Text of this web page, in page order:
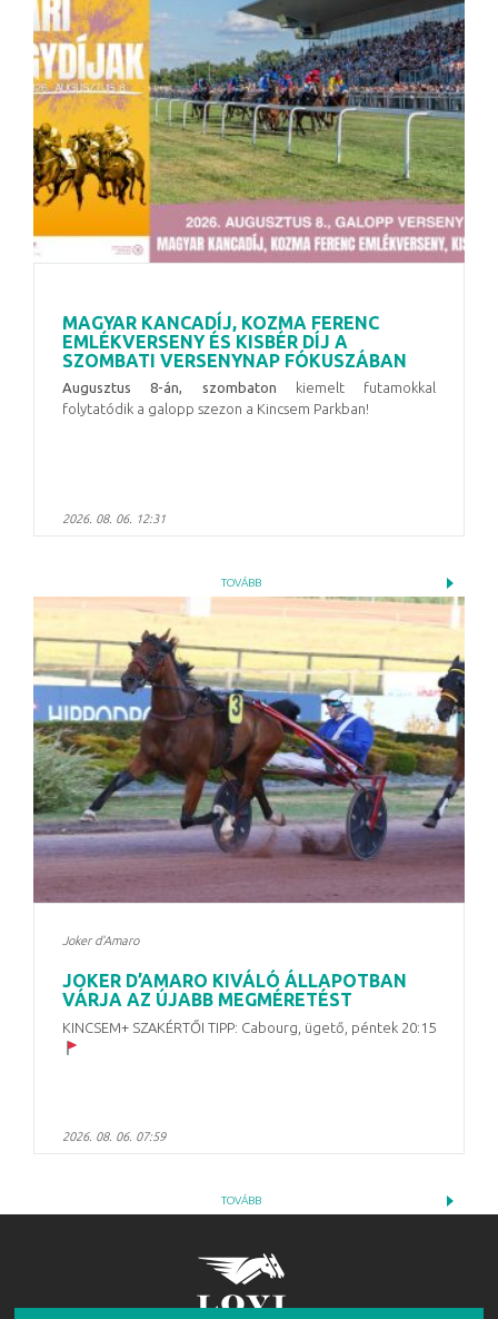
MAGYAR KANCADÍJ, KOZMA FERENC
EMLÉKVERSENY ÉS KISBÉR DÍJ A
SZOMBATI VERSENYNAP FÓKUSZÁBAN
Augusztus 8-án, szombaton kiemelt futamokkal
folytatódik a galopp szezon a Kincsem Parkban!
2026. 08. 06. 12:31
TOVÁBB
Joker d'Amaro
JOKER D’AMARO KIVÁLÓ ÁLLAPOTBAN
VÁRJA AZ ÚJABB MEGMÉRETÉST
KINCSEM+ SZAKÉRTŐI TIPP: Cabourg, ügető, péntek 20:15
2026. 08. 06. 07:59
TOVÁBB